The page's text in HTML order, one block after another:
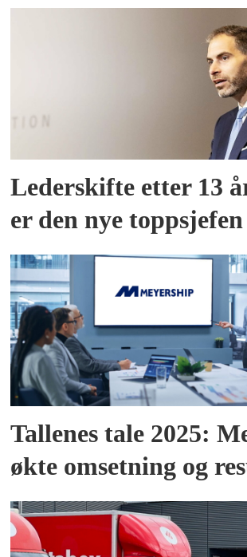
Lederskifte etter 13
er den nye
Tallenes tale 2025:
økte omsetning og